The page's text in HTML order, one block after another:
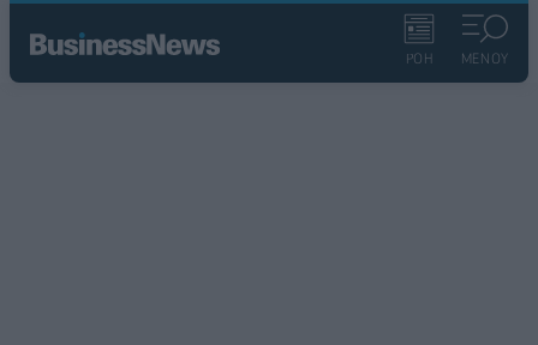
ΡΟΗ ΜΕΝΟΥ